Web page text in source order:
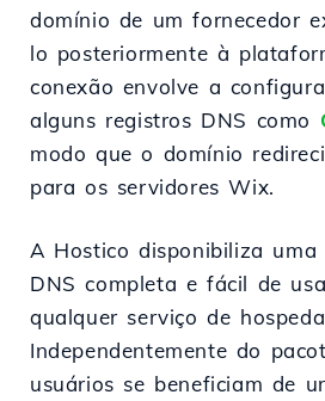
domínio de um fornecedor
lo posteriormente à
conexão envolve a
alguns registros DNS como
modo que o domínio
para os servidores Wix.
A Hostico disponibiliza
DNS completa e fácil de
qualquer serviço de
Independentemente do
usuários se beneficiam de